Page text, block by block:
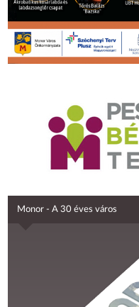
Monor - A 30 éves város